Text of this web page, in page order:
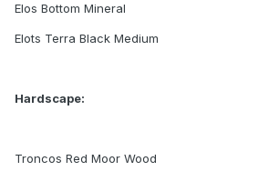
Elos Bottom Mineral
Elots Terra Black Medium
Hardscape:
Troncos Red Moor Wood